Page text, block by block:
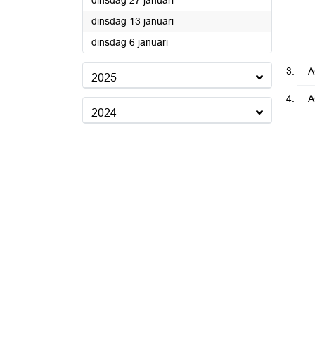
dinsdag 13 januari2026
dinsdag 6 januari2026
2025
2024